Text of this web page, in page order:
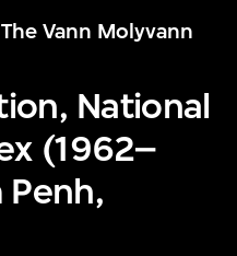
The Vann Molyvann
National
(1962–